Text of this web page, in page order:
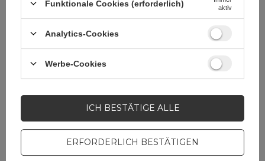
Verpackungshöhe in
Zentimetern
33,8
Zentimetern
Zentimetern
Funktionale Cookies (erforderlich)
aktiv
Analytics-Cookies
Werbe-Cookies
ERFORDERLICH BESTÄTIGEN
ICH BESTÄTIGE ALLE